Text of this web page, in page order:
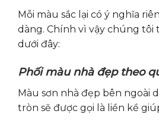
Mỗi màu sắc lại có ý nghĩa
dàng. Chính vì vậy chúng
dưới đây:
Phối màu nhà đẹp theo
Màu sơn nhà đẹp bên
tròn sẽ được gọi là liền kề